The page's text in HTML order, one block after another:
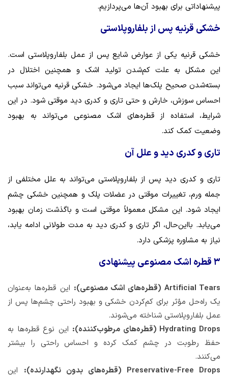
پیشنهاداتی برای بهبود آن‌ها می‌پردازیم.
خشکی قرنیه پس از بلفاروپلاستی
خشکی قرنیه یکی از عوارض شایع پس از عمل بلفاروپلاستی است.
این مشکل به علت کم‌شدن تولید اشک و همچنین اختلال در
بسته‌شدن صحیح پلک‌ها ایجاد می‌شود. خشکی قرنیه می‌تواند سبب
احساس سوزش، خارش و حتی تاری و کدری دید موقتی شود. در این
شرایط، استفاده از قطره‌های اشک مصنوعی می‌تواند به بهبود
وضعیت کمک کند.
تاری و کدری دید و علل آن
تاری و کدری دید پس از بلفاروپلاستی می‌تواند به علل مختلفی از
جمله ورم، تغییرات موقتی در عضلات پلک و همچنین خشکی چشم
ایجاد شود. این مشکل معمولاً موقتی است و باگذشت زمان بهبود
می‌یابد. بااین‌حال، اگر تاری و کدری دید به مدت طولانی ادامه یابد،
نیاز به مشاوره پزشکی دارد.
۳ قطره اشک مصنوعی پیشنهادی
Artificial Tears (قطره‌های اشک مصنوعی):
این قطره‌ها به‌عنوان
یک راه‌حل مؤثر برای کم‌کردن خشکی و بهبود راحتی چشم‌ها پس از
عمل بلفاروپلاستی شناخته می‌شوند.
Hydrating Drops (قطره‌های مرطوب‌کننده):
این نوع قطره‌ها به
حفظ رطوبت در چشم کمک کرده و احساس راحتی را بیشتر
می‌کنند.
Preservative-Free Drops (قطره‌های بدون نگهدارنده):
این